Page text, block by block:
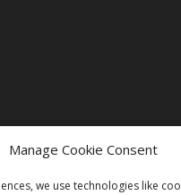
Manage Cookie Consent
we use technologies like